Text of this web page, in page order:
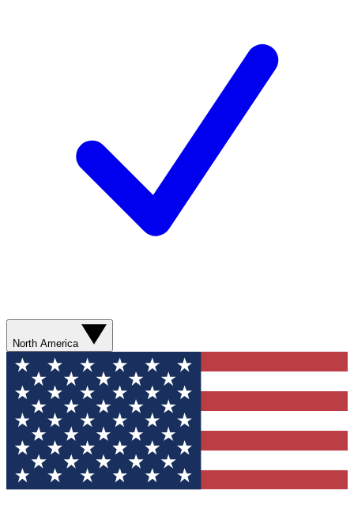
North America